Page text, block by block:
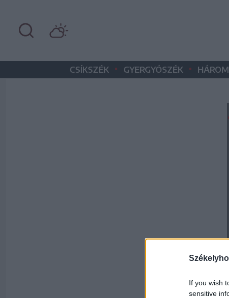
If you wish
sensitive
CSÍKSZÉK • GYERGYÓSZÉK •